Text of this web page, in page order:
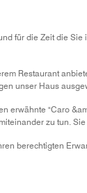
für die Zeit die
Restaurant
unser Haus
erwähnte "Caro
zu tun.
berechtigten